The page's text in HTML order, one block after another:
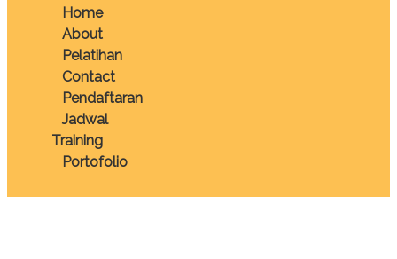
Home
About
Pelatihan
Contact
Pendaftaran
Jadwal
Training
Portofolio